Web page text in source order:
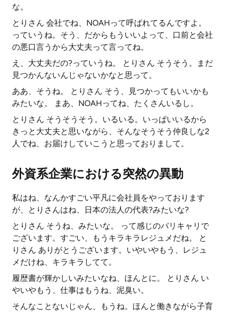
な。
とりさん 会社でね、NOAHって呼ばれてるんですよ。
っていうね。そう、だからもういいよって、口前と会社
の悪口言うから大丈夫って言ってね。
え、大丈夫だの?っていうね。 とりさん そうそう。まだ
見つかんないんじゃないかなと思って。
ああ、そうね。 とりさん そう、見つかってもいいかも
みたいな。 まあ、NOAHってね、たくさんいるし。
とりさん そうそうそう。いるいる。いっぱいいるから
きっと大丈夫と思いながら、そんなそうそう仲良しな2
人でね、お届けしていこうと思っておりまして。
外資系企業における突然の異動
私はね、なんかすごい平凡に会社員をやっております
が、とりさんはね、日本の法人の代表?みたいな?
とりさん そうね、みたいな。 って感じのバリキャリで
ございます。すごい、もうキラキラレジュメだね。 と
りさん ありがとうございます。いやいやもう、レジュ
メだけね、キラキラしてて。
履歴書が輝かしいみたいなね、ほんとに。 とりさん い
やいやもう、仕事はもうね、泥臭い。
そんなことないじゃん、もうね。ほんと働きながら子育